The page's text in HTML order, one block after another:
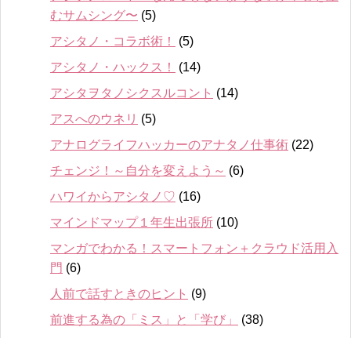
むサムシング〜 (5)
アシタノ・コラボ術！
(5)
アシタノ・ハックス！
(14)
アシタヲタノシクスルコント (14)
アスへのウネリ (5)
アナログライフハッカーのアナタノ仕事術 (22)
チェンジ！～自分を変えよう～ (6)
ハワイからアシタノ♡ (16)
マインドマップ１年生出張所 (10)
マンガでわかる！スマートフォン＋クラウド活用入
門 (6)
人前で話すときのヒント (9)
前進する為の「ミス」と「学び」
(38)